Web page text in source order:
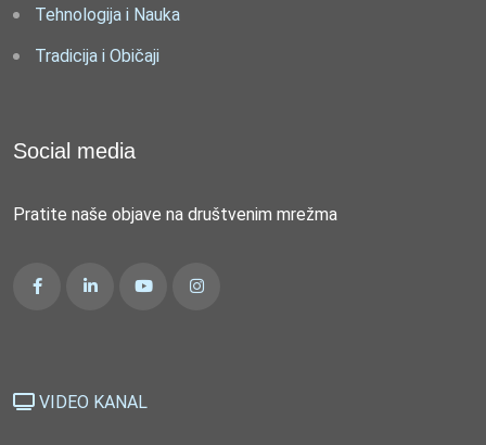
Tehnologija i Nauka
Tradicija i Običaji
Social media
Pratite naše objave na društvenim mrežma
VIDEO KANAL